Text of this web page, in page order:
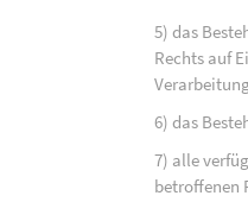
5) das
Rechts auf
6) das
7) alle
betroffenen